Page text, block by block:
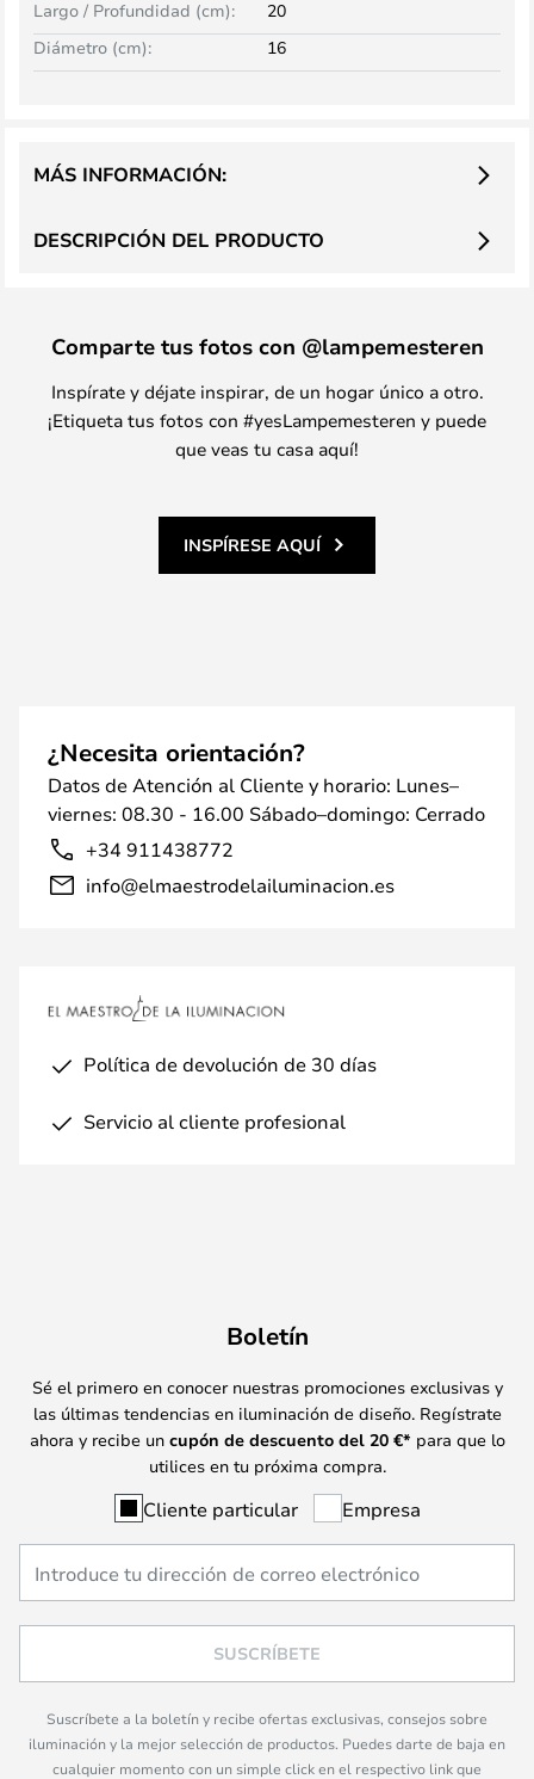
Largo / Profundidad (cm):
20
Diámetro (cm):
16
DESCRIPCIÓN DEL PRODUCTO
MÁS INFORMACIÓN:
Comparte tus fotos con @lampemesteren
Inspírate y déjate inspirar, de un hogar único a otro.
¡Etiqueta tus fotos con #yesLampemesteren y puede
que veas tu casa aquí!
INSPÍRESE AQUÍ
¿Necesita orientación?
Datos de Atención al Cliente y horario: Lunes–
viernes: 08.30 - 16.00 Sábado–domingo: Cerrado
+34 911438772
info@elmaestrodelailuminacion.es
Política de devolución de 30 días
Servicio al cliente profesional
Boletín
Sé el primero en conocer nuestras promociones exclusivas y
las últimas tendencias en iluminación de diseño. Regístrate
ahora y recibe un cupón de descuento del 20 €* para que lo
utilices en tu próxima compra.
Cliente particular Empresa
SUSCRÍBETE
Suscríbete a la boletín y recibe ofertas exclusivas, consejos sobre
iluminación y la mejor selección de productos. Puedes darte de baja en
cualquier momento con un simple click en el respectivo link que